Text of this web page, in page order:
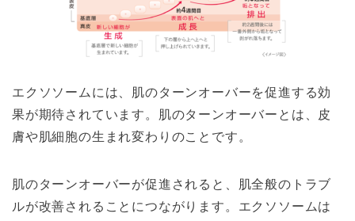
エクソソームには、肌のターンオーバーを促進する効
果が期待されています。肌のターンオーバーとは、皮
膚や肌細胞の生まれ変わりのことです。
肌のターンオーバーが促進されると、肌全般のトラブ
ルが改善されることにつながります。エクソソームは